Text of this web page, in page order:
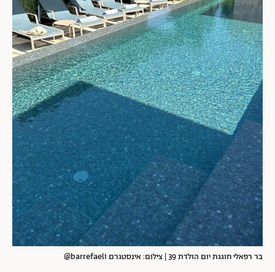
בר רפאלי חוגגת יום הולדת 39 | צילום: אינסטגרם barrefaeli@